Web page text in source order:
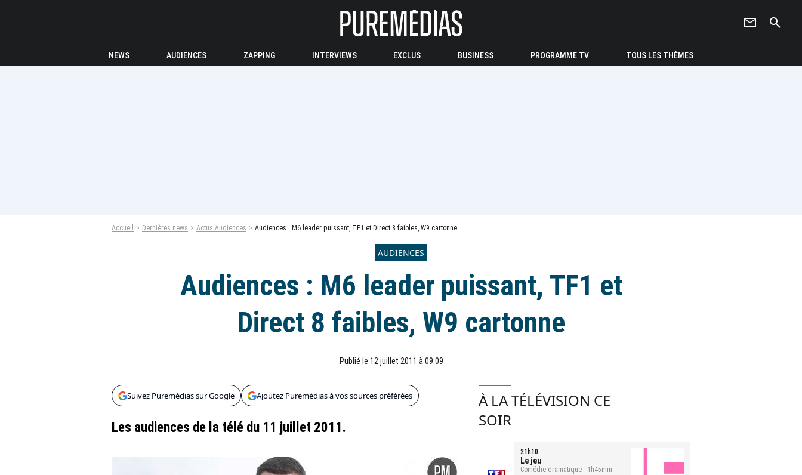
newsletter search
NEWS AUDIENCES ZAPPING INTERVIEWS EXCLUS BUSINESS PROGRAMME TV TOUS LES THÈMES
Accueil Dernières news Actus Audiences Audiences : M6 leader puissant, TF1 et Direct 8 faibles, W9 cartonne
AUDIENCES
Audiences : M6 leader puissant, TF1 et
Direct 8 faibles, W9 cartonne
Publié le 12 juillet 2011 à 09:09
Suivez Puremédias sur Google Ajoutez Puremédias à vos sources préférées
Les audiences de la télé du 11 juillet 2011.
À LA TÉLÉVISION CE
SOIR
21h10
Le jeu
Comédie dramatique - 1h45min.